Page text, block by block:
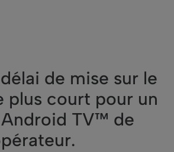
de mise sur le
plus court pour un
TV™ de